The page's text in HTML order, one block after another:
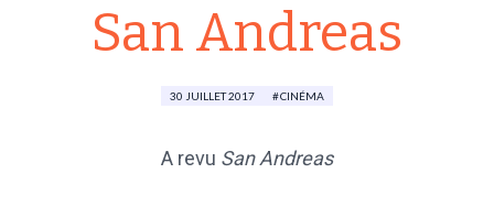
San Andreas
30 JUILLET 2017 CINÉMA
A revu San Andreas